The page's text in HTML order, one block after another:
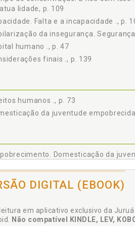
FINAIS, p. 139
p. 145
lidade, p. 109
Falta e a incapacidade ., p.
da insegurança.
humano ., p. 47
finais ., p. 139
humanos ., p. 73
da juventude
Domesticação da
Jovem Protejo:
Normalizando a exceção., p. 116
DIGITAL (EBOOK)
em aplicativo exclusivo da
Não compatível KINDLE, LEV,